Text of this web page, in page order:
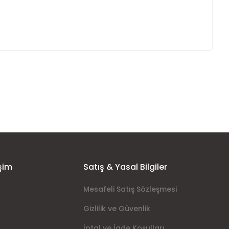
Satış & Yasal Bilgiler
Mesafeli Satış Sözleşmesi
Gizlilik ve Güvenlik